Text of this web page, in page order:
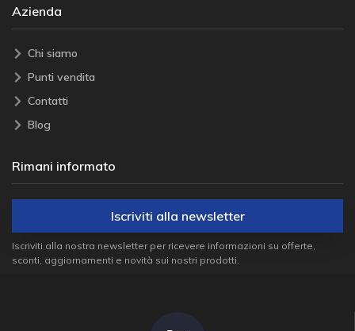
Azienda
Chi siamo
Punti vendita
Contatti
Blog
Rimani informato
Iscriviti alla newsletter
Iscriviti alla nostra newsletter per ricevere informazioni su offerte,
sconti, aggiornamenti e novità sui nostri prodotti.